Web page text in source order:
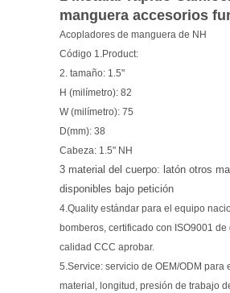
manguera accesorios
Acopladores de manguera de NH
Código 1.Product:
2. tamaño: 1.5"
H (milímetro): 82
W (milímetro): 75
D(mm): 38
Cabeza: 1.5" NH
3 material del cuerpo: latón otros
disponibles bajo petición
4.Quality estándar para el equipo
bomberos, certificado con ISO9001 de
calidad CCC aprobar.
5.Service: servicio de OEM/ODM para
material, longitud, presión de trabajo